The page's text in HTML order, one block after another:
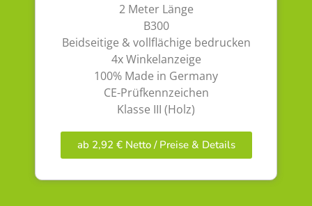
2 Meter Länge
B300
Beidseitige & vollflächige bedrucken
4x Winkelanzeige
100% Made in Germany
CE-Prüfkennzeichen
Klasse III (Holz)
ab 2,92 € Netto / Preise & Details